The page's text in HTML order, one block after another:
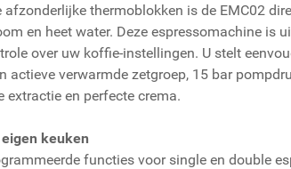
thermoblokken is de EMC02
en heet water. Deze espressomachine is
over uw koffie-instellingen. U stelt
actieve verwarmde zetgroep, 15 bar
extractie en perfecte crema.
keuken
functies voor single en double